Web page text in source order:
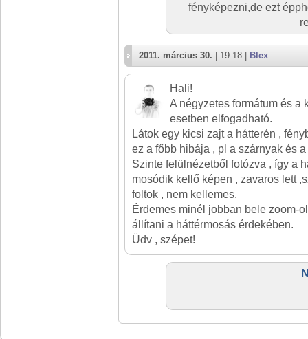
fényképezni,de ezt
2011. március 30. | 19:18 | Blex
Hali!
A négyzetes formátum és a
esetben elfogadható.
Látok egy kicsi zajt a hátterén ,
ez a főbb hibája , pl a szárnyak és
Szinte felülnézetből fotózva , így a
mosódik kellő képen , zavaros lett
foltok , nem kellemes.
Érdemes minél jobban bele zoom-
állítani a háttérmosás érdekében.
Üdv , szépet!